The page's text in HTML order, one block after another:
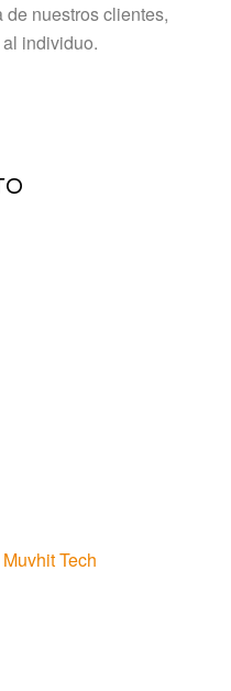
nuestros clientes,
individuo.
Tech